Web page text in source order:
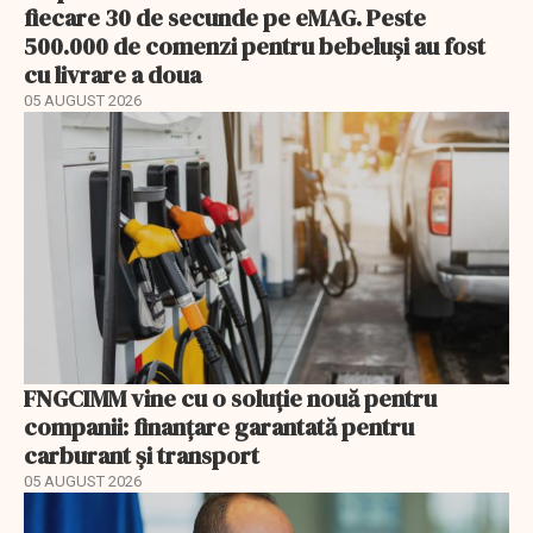
fiecare 30 de secunde pe eMAG. Peste
500.000 de comenzi pentru bebeluși au fost
cu livrare a doua
05 AUGUST 2026
FNGCIMM vine cu o soluție nouă pentru
companii: finanțare garantată pentru
carburant și transport
05 AUGUST 2026